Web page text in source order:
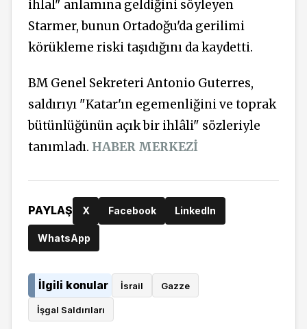
ihlal" anlamına geldiğini söyleyen
Starmer, bunun Ortadoğu'da gerilimi
körükleme riski taşıdığını da kaydetti.
BM Genel Sekreteri Antonio Guterres,
saldırıyı "Katar'ın egemenliğini ve toprak
bütünlüğünün açık bir ihlâli" sözleriyle
tanımladı. HABER MERKEZİ
PAYLAŞ X Facebook LinkedIn
WhatsApp
İlgili konular İsrail Gazze
İşgal Saldırıları